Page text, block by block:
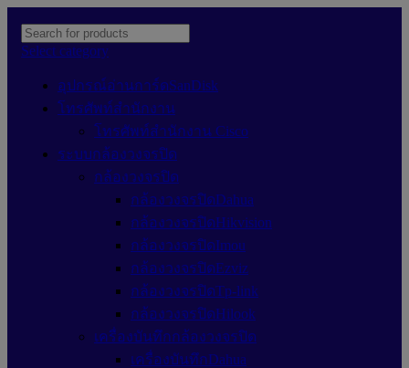
Select category
อุปกรณ์อ่านการ์ดSanDisk
โทรศัพท์สำนักงาน
โทรศัพท์สำนักงาน Cisco
ระบบกล้องวงจรปิด
กล้องวงจรปิด
กล้องวงจรปิดDahua
กล้องวงจรปิดHikvision
กล้องวงจรปิดImou
กล้องวงจรปิดEzviz
กล้องวงจรปิดTp-link
กล้องวงจรปิดHilook
เครื่องบันทึกกล้องวงจรปิด
เครื่องบันทึกDahua